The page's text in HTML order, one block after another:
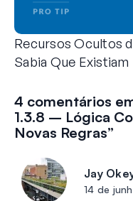
Recursos Ocultos
Sabia Que Existiam
4 comentários
1.3.8 – Lógica
Novas Regras”
Jay
14 de